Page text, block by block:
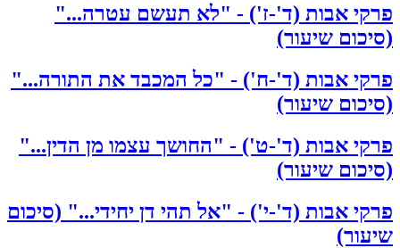
פרקי אבות (ד'-ז') - "לא תעשם עטרה..."
(סיכום שיעור)
פרקי אבות (ד'-ח') - "כל המכבד את התורה..."
(סיכום שיעור)
פרקי אבות (ד'-ט') - "החושך עצמו מן הדין..."
(סיכום שיעור)
פרקי אבות (ד'-י') - "אל תהי דן יחידי..." (סיכום
שיעור)